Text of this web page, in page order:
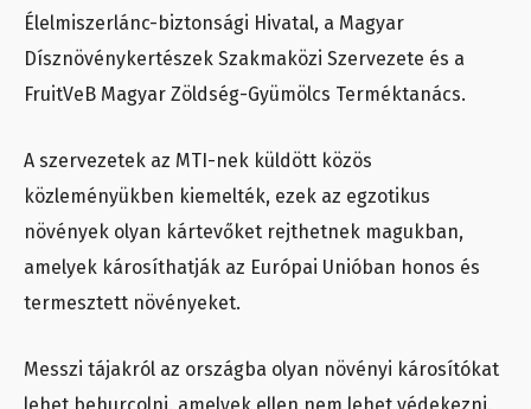
Élelmiszerlánc-biztonsági Hivatal, a Magyar
Dísznövénykertészek Szakmaközi Szervezete és a
FruitVeB Magyar Zöldség-Gyümölcs Terméktanács.
A szervezetek az MTI-nek küldött közös
közleményükben kiemelték, ezek az egzotikus
növények olyan kártevőket rejthetnek magukban,
amelyek károsíthatják az Európai Unióban honos és
termesztett növényeket.
Messzi tájakról az országba olyan növényi károsítókat
lehet behurcolni, amelyek ellen nem lehet védekezni,